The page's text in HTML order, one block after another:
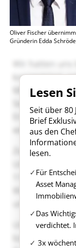
Oliver Fischer
Gründerin Edda
Lesen
Seit über 80
Brief
aus den
lesen.
Für
Asset
Das
verdichtet.
3x